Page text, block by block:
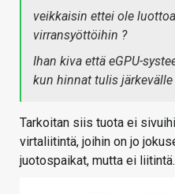
veikkaisin ettei ole
virransyöttöihin ?
Ihan kiva että eGPU-
kun hinnat tulis
Tarkoitan siis tuota ei
virtaliitintä, joihin on jo
juotospaikat, mutta ei liitintä.